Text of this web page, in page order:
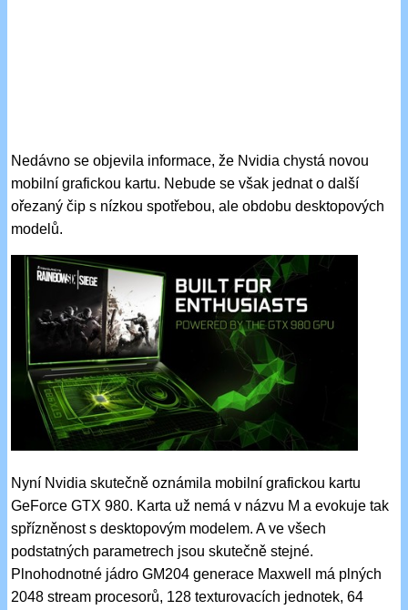
Nedávno se objevila informace, že Nvidia chystá novou
mobilní grafickou kartu. Nebude se však jednat o další
ořezaný čip s nízkou spotřebou, ale obdobu desktopových
modelů.
Nyní Nvidia skutečně oznámila mobilní grafickou kartu
GeForce GTX 980. Karta už nemá v názvu M a evokuje tak
spřízněnost s desktopovým modelem. A ve všech
podstatných parametrech jsou skutečně stejné.
Plnohodnotné jádro GM204 generace Maxwell má plných
2048 stream procesorů, 128 texturovacích jednotek, 64